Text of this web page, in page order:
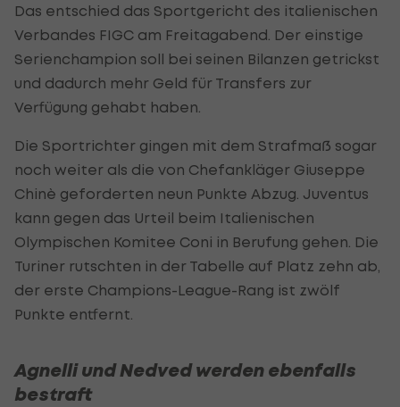
Das entschied das Sportgericht des italienischen
Verbandes FIGC am Freitagabend. Der einstige
Serienchampion soll bei seinen Bilanzen getrickst
und dadurch mehr Geld für Transfers zur
Verfügung gehabt haben.
Die Sportrichter gingen mit dem Strafmaß sogar
noch weiter als die von Chefankläger Giuseppe
Chinè geforderten neun Punkte Abzug. Juventus
kann gegen das Urteil beim Italienischen
Olympischen Komitee Coni in Berufung gehen. Die
Turiner rutschten in der Tabelle auf Platz zehn ab,
der erste Champions-League-Rang ist zwölf
Punkte entfernt.
Agnelli und Nedved werden ebenfalls
bestraft